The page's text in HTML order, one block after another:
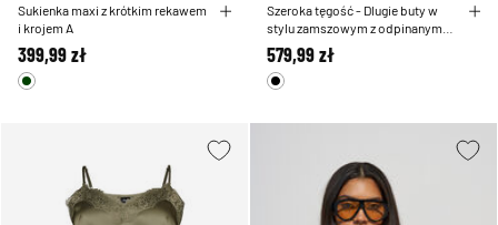
Sukienka maxi z krótkim rekawem
i krojem A
399,99 zł
Szeroka tęgość - Dlugie buty w
stylu zamszowym z odpinanym
cholewem
579,99 zł